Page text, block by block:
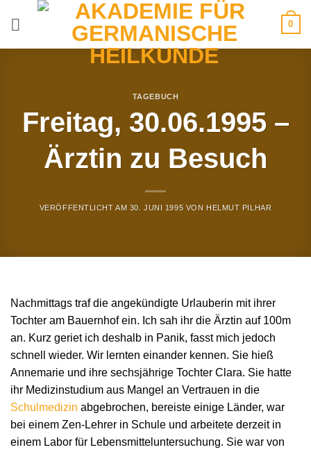
0
TAGEBUCH
Freitag, 30.06.1995 –
Ärztin zu Besuch
VERÖFFENTLICHT AM 30. JUNI 1995 VON HELMUT PILHAR
Nachmittags traf die angekündigte Urlauberin mit ihrer
Tochter am Bauernhof ein. Ich sah ihr die Ärztin auf 100m
an. Kurz geriet ich deshalb in Panik, fasst mich jedoch
schnell wieder. Wir lernten einander kennen. Sie hieß
Annemarie und ihre sechsjährige Tochter Clara. Sie hatte
ihr Medizinstudium aus Mangel an Vertrauen in die
Schulmedizin abgebrochen, bereiste einige Länder, war
bei einem Zen-Lehrer in Schule und arbeitete derzeit in
einem Labor für Lebensmitteluntersuchung. Sie war von